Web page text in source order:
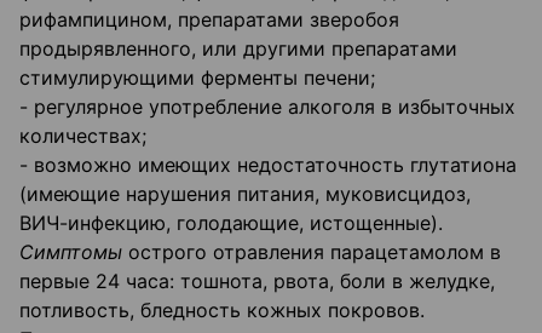
рифампицином, препаратами зверобоя
продырявленного, или другими препаратами
стимулирующими ферменты печени;
- регулярное употребление алкоголя в избыточных
количествах;
- возможно имеющих недостаточность глутатиона
(имеющие нарушения питания, муковисцидоз,
ВИЧ-инфекцию, голодающие, истощенные).
Симптомы острого отравления парацетамолом в
первые 24 часа: тошнота, рвота, боли в желудке,
потливость, бледность кожных покровов.